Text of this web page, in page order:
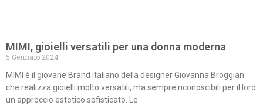
MIMI, gioielli versatili per una donna moderna
5 Gennaio 2024
MIMI è il giovane Brand italiano della designer Giovanna Broggian
che realizza gioielli molto versatili, ma sempre riconoscibili per il loro
un approccio estetico sofisticato. Le